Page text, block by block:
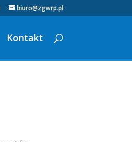
biuro@zgwrp.pl
Kontakt